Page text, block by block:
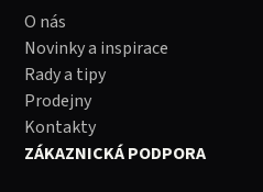
O nás
Novinky a inspirace
Rady a tipy
Prodejny
Kontakty
ZÁKAZNICKÁ PODPORA